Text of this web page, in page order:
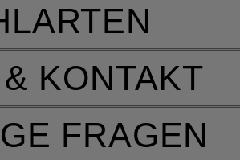
KONTAKT
FRAGEN